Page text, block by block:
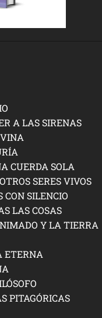
A LAS SIRENAS
CUERDA SOLA
SERES VIVOS
CON SILENCIO
LAS COSAS
Y LA TIERRA
ETERNA
PITAGÓRICAS